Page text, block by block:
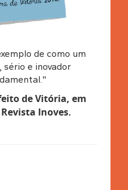
de como um
e inovador
de Vitória, em
Inoves.